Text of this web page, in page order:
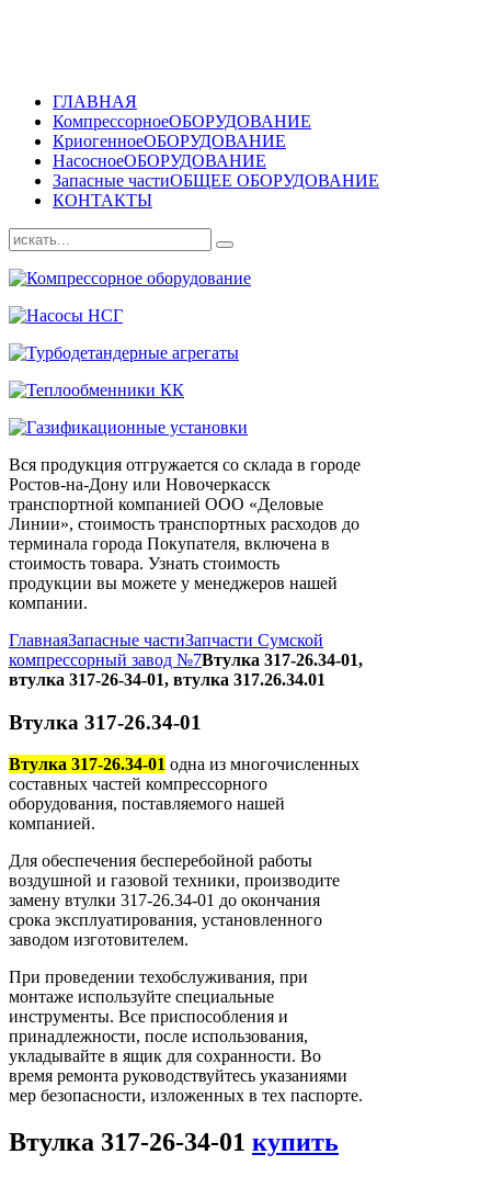
ГЛАВНАЯ
КомпрессорноеОБОРУДОВАНИЕ
КриогенноеОБОРУДОВАНИЕ
НасосноеОБОРУДОВАНИЕ
Запасные частиОБЩЕЕ ОБОРУДОВАНИЕ
КОНТАКТЫ
Вся продукция отгружается со склада в городе
Ростов-на-Дону или Новочеркасск
транспортной компанией ООО «Деловые
Линии», стоимость транспортных расходов до
терминала города Покупателя, включена в
стоимость товара. Узнать стоимость
продукции вы можете у менеджеров нашей
компании.
ГлавнаяЗапасные частиЗапчасти Сумской
компрессорный завод №7Втулка 317-26.34-01,
втулка 317-26-34-01, втулка 317.26.34.01
Втулка 317-26.34-01
Втулка 317-26.34-01 одна из многочисленных
составных частей компрессорного
оборудования, поставляемого нашей
компанией.
Для обеспечения бесперебойной работы
воздушной и газовой техники, производите
замену втулки 317-26.34-01 до окончания
срока эксплуатирования, установленного
заводом изготовителем.
При проведении техобслуживания, при
монтаже используйте специальные
инструменты. Все приспособления и
принадлежности, после использования,
укладывайте в ящик для сохранности. Во
время ремонта руководствуйтесь указаниями
мер безопасности, изложенных в тех паспорте.
Втулка 317-26-34-01 купить